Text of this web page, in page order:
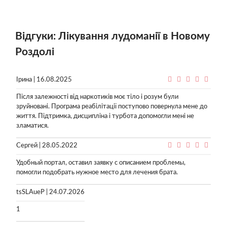
Відгуки: Лікування лудоманії в Новому
Роздолі
Ірина | 16.08.2025
Після залежності від наркотиків моє тіло і розум були
зруйновані. Програма реабілітації поступово повернула мене до
життя. Підтримка, дисципліна і турбота допомогли мені не
зламатися.
Сергей | 28.05.2022
Удобный портал, оставил заявку с описанием проблемы,
помогли подобрать нужное место для лечения брата.
tsSLAueP | 24.07.2026
1